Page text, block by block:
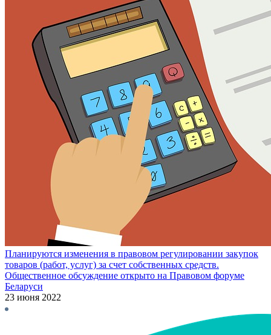
Планируются изменения в правовом регулировании закупок
товаров (работ, услуг) за счет собственных средств.
Общественное обсуждение открыто на Правовом форуме
Беларуси
23 июня 2022